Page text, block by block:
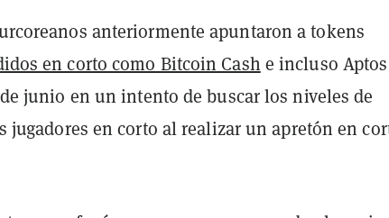
anteriormente apuntaron a tokens
en corto como Bitcoin Cash e incluso
junio en un intento de buscar los niveles de
en corto al realizar un apretón en